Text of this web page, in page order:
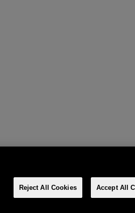
Reject All Cookies Accept All